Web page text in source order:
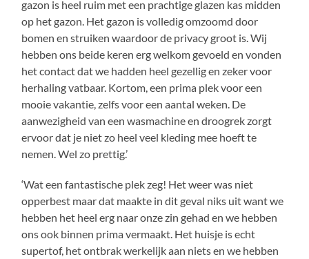
gazon is heel ruim met een prachtige glazen kas midden
op het gazon. Het gazon is volledig omzoomd door
bomen en struiken waardoor de privacy groot is. Wij
hebben ons beide keren erg welkom gevoeld en vonden
het contact dat we hadden heel gezellig en zeker voor
herhaling vatbaar. Kortom, een prima plek voor een
mooie vakantie, zelfs voor een aantal weken. De
aanwezigheid van een wasmachine en droogrek zorgt
ervoor dat je niet zo heel veel kleding mee hoeft te
nemen. Wel zo prettig.’
‘Wat een fantastische plek zeg! Het weer was niet
opperbest maar dat maakte in dit geval niks uit want we
hebben het heel erg naar onze zin gehad en we hebben
ons ook binnen prima vermaakt. Het huisje is echt
supertof, het ontbrak werkelijk aan niets en we hebben